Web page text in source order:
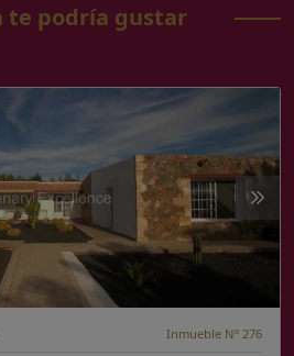
te podría gustar
Inmueble Nº 276